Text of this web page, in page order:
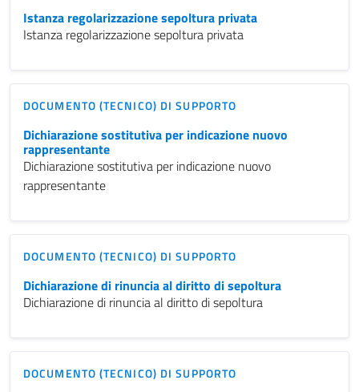
Istanza regolarizzazione sepoltura privata
Istanza regolarizzazione sepoltura privata
DOCUMENTO (TECNICO) DI SUPPORTO
Dichiarazione sostitutiva per indicazione nuovo
rappresentante
Dichiarazione sostitutiva per indicazione nuovo
rappresentante
DOCUMENTO (TECNICO) DI SUPPORTO
Dichiarazione di rinuncia al diritto di sepoltura
Dichiarazione di rinuncia al diritto di sepoltura
DOCUMENTO (TECNICO) DI SUPPORTO